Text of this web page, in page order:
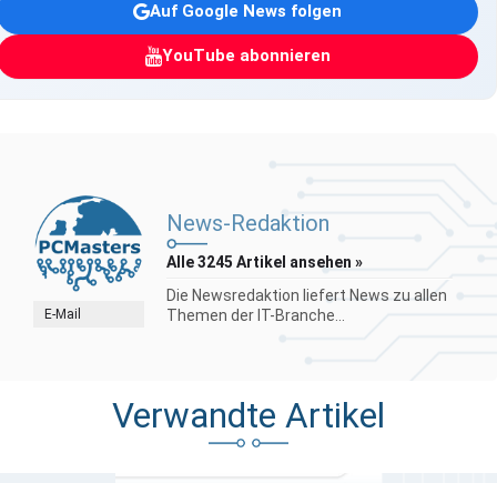
Auf Google News folgen
YouTube abonnieren
E-Mail
News-Redaktion
Alle 3245 Artikel ansehen »
Die Newsredaktion liefert News zu allen
Themen der IT-Branche...
Verwandte Artikel